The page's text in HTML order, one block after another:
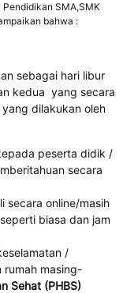
SMA,SMK
bahwa :
sebagai hari libur
kedua yang secara
dilakukan oleh
peserta didik /
secara
secara online/masih
seperti biasa dan jam
/
rumah masing-
Sehat (PHBS)